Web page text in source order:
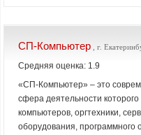
СП-Компьютер , г.
Средняя оценка: 1.9
«СП-Компьютер» – это
сфера деятельности которого
компьютеров, оргтехники,
оборудования, программного